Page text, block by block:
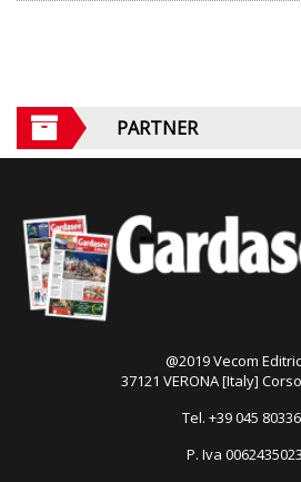
PARTNER
@2019 Vecom
37121 VERONA [Italy]
Tel. +39 045
P. Iva